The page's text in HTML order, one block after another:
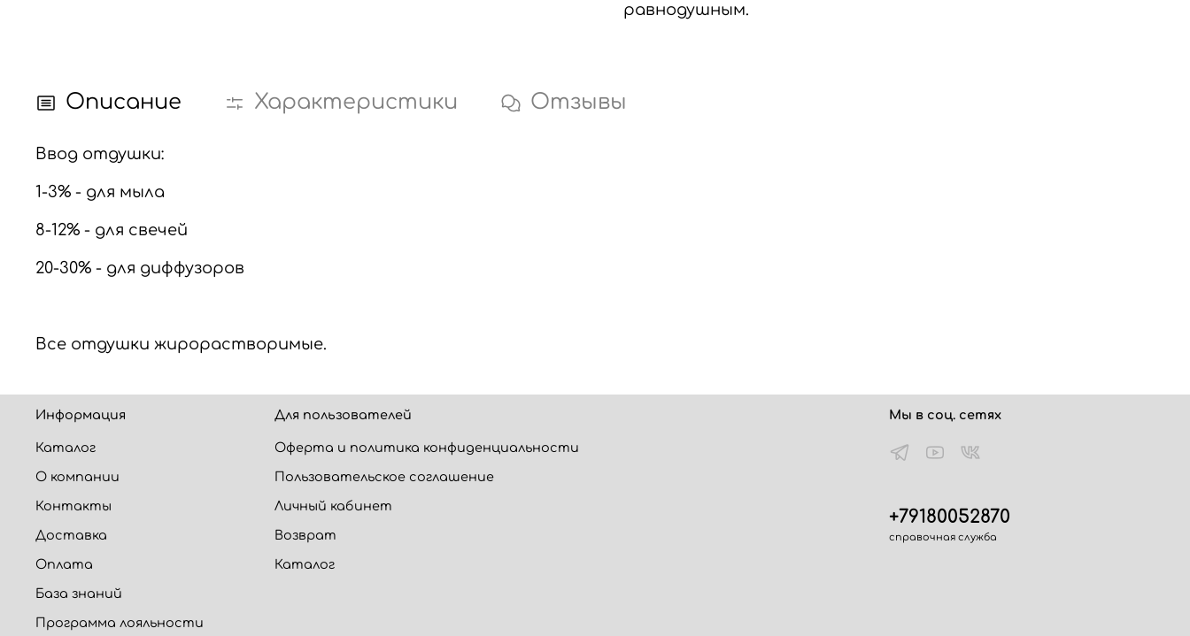
равнодушным.
Описание Характеристики Отзывы
Ввод отдушки:
1-3% - для мыла
8-12% - для свечей
20-30% - для диффузоров
Все отдушки жирорастворимые.
Информация
Каталог
О компании
Контакты
Доставка
Оплата
База знаний
Программа лояльности
Для пользователей
Оферта и политика конфиденциальности
Пользовательское соглашение
Личный кабинет
Возврат
Каталог
Мы в соц. сетях
+79180052870
справочная служба